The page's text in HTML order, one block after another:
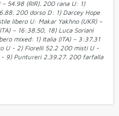
54.98 (RIR). 200 rana U: 1)
200 dorso D: 1) Darcey Hope
libero U: Makar Yakhno (UKR) –
– 16:38.50, 18) Luca Soriani
mixed: 1) Italia (ITA) – 3:37.31
U - 2) Fiorelli 52.2 200 misti U -
9) Puntureri 2.39.27. 200 farfalla